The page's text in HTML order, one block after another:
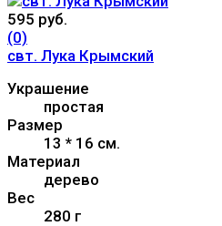
595 руб.
(0)
свт. Лука Крымский
Украшение
простая
Размер
13 * 16 см.
Материал
дерево
Вес
280 г